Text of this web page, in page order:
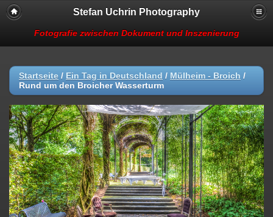
Stefan Uchrin Photography
Fotografie zwischen Dokument und Inszenierung
Startseite / Ein Tag in Deutschland / Mülheim - Broich /
Rund um den Broicher Wasserturm